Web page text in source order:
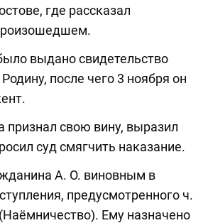
где рассказал
выдано свидетельство
после чего 3 ноября он
признал свою вину, выразил
суд смягчить наказание.
А. О. виновным в
предусмотренного ч.
Ему назначено